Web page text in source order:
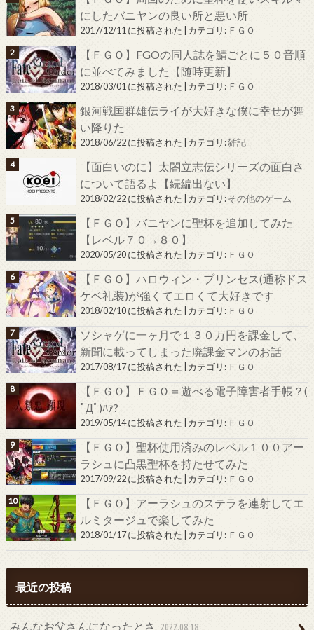
にしたバニヤンの良い所と悪い所
2017/12/11 に投稿された カテゴリ: ＦＧＯ
【ＦＧＯ】FGOの同人誌を鯖ごとに５０音順
に並べてみました【随時更新】
2018/03/01 に投稿された カテゴリ: ＦＧＯ
銀河戦国群雄伝ライが大好きな僕に幸せが舞
い降りた
2018/06/22 に投稿された カテゴリ:雑記
【面白いのに】太閤立志伝シリーズの面白さ
について語るよ【続編出ない】
2018/02/22 に投稿された カテゴリ:その他のゲーム
【ＦＧＯ】バニヤンに聖杯を追加してみた
【レベル７０→８０】
2020/05/20 に投稿された カテゴリ: ＦＧＯ
【ＦＧＯ】ハロウィン・プリンセス(通称ドス
ケベ礼装)が強くてエロくて大好きです
2018/02/10 に投稿された カテゴリ: ＦＧＯ
ソシャゲに一ヶ月で１３０万円を課金して、
新聞に載ってしまった廃課金マンのお話
2017/08/17 に投稿された カテゴリ: ＦＧＯ
【ＦＧＯ】ＦＧＯ＝遊べる電子障害者手帳？(
ﾟДﾟ)ﾊｧ?
2019/05/14 に投稿された カテゴリ: ＦＧＯ
【ＦＧＯ】聖杯使用済みのレベル１００アー
ラシュに凸黒聖杯を持たせてみた
2017/09/22 に投稿された カテゴリ: ＦＧＯ
【ＦＧＯ】アーラシュのステラを連射してエ
ルミタージュで楽してみた
2018/01/17 に投稿された カテゴリ: ＦＧＯ
最近の投稿
みんなお父さんになったとさ 2022.08.18